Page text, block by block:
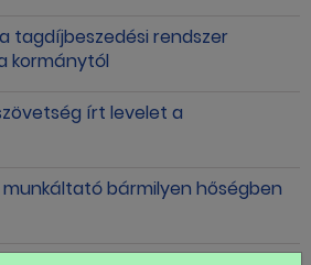
tagdíjbeszedési rendszer
kormánytól
írt levelet a
bármilyen hőségben